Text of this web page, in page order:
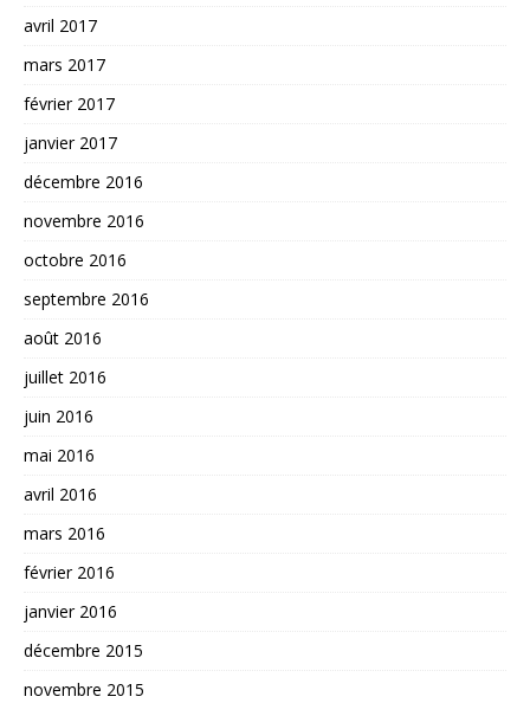
avril 2017
mars 2017
février 2017
janvier 2017
décembre 2016
novembre 2016
octobre 2016
septembre 2016
août 2016
juillet 2016
juin 2016
mai 2016
avril 2016
mars 2016
février 2016
janvier 2016
décembre 2015
novembre 2015